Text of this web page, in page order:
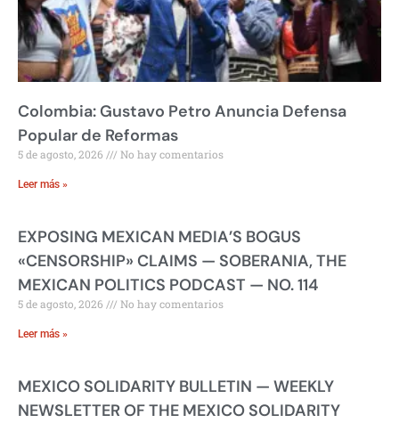
Colombia: Gustavo Petro Anuncia Defensa
Popular de Reformas
5 de agosto, 2026 No hay comentarios
Leer más »
EXPOSING MEXICAN MEDIA’S BOGUS
«CENSORSHIP» CLAIMS — SOBERANIA, THE
MEXICAN POLITICS PODCAST — NO. 114
5 de agosto, 2026 No hay comentarios
Leer más »
MEXICO SOLIDARITY BULLETIN — WEEKLY
NEWSLETTER OF THE MEXICO SOLIDARITY